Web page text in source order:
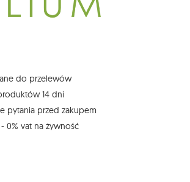
do żądania dostępu do swoich danych osobowych,
ograniczenia przetwarzania, wniesienia
swoich danych oraz prawo do
podstawie zgody przed jej cofnięciem. W tym celu
się z działem obsługi klienta Mouton Interactive pod
ODO
do przelewów
14 dni
pytania przed zakupem
0% vat na żywność